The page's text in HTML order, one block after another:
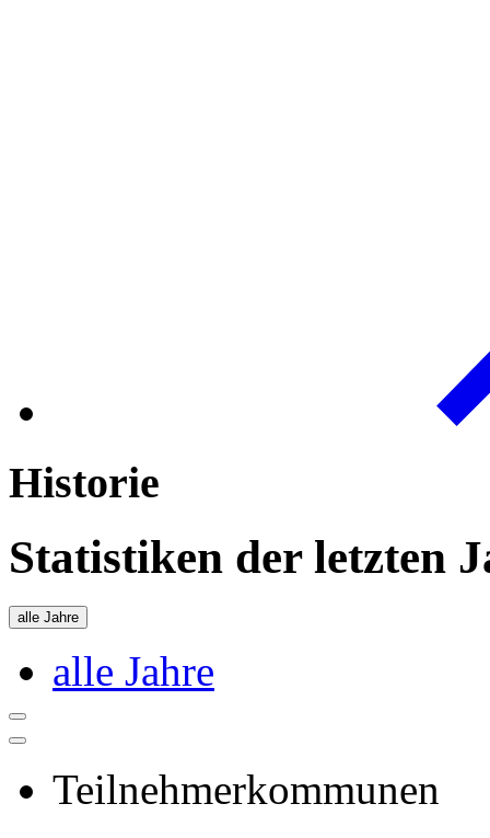
Historie
Statistiken der letzten
alle Jahre
alle Jahre
Teilnehmerkommunen